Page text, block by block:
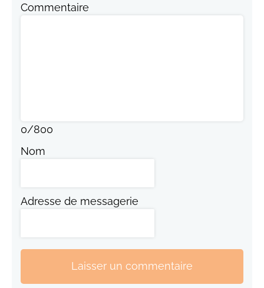
Commentaire
0/800
Nom
Adresse de messagerie
Laisser un commentaire